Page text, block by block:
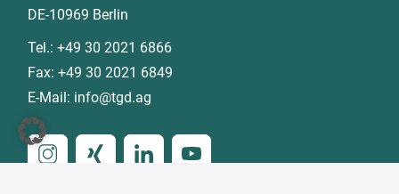
DE-10969 Berlin
Tel.:+49 30 2021 6866
Fax:+49 30 2021 6849
E-Mail: info@tgd.ag